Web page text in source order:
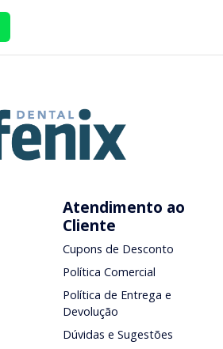
Atendimento ao
Cliente
Cupons de Desconto
Política Comercial
Política de Entrega e
Devolução
Dúvidas e Sugestões